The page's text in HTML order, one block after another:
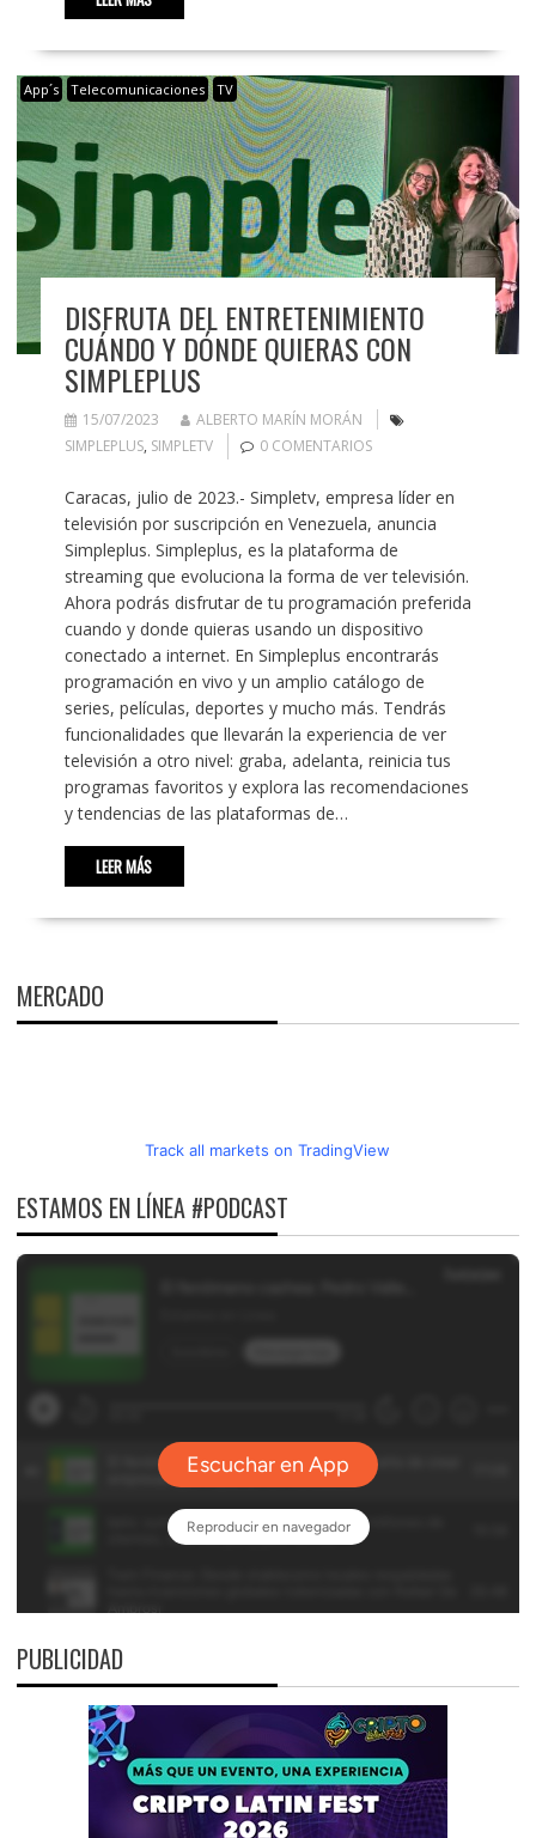
App´s Telecomunicaciones TV
DISFRUTA DEL ENTRETENIMIENTO
CUÁNDO Y DÓNDE QUIERAS CON
SIMPLEPLUS
15/07/2023
ALBERTO MARÍN MORÁN
SIMPLEPLUS, SIMPLETV 0 COMENTARIOS
Caracas, julio de 2023.- Simpletv, empresa líder en
televisión por suscripción en Venezuela, anuncia
Simpleplus. Simpleplus, es la plataforma de
streaming que evoluciona la forma de ver televisión.
Ahora podrás disfrutar de tu programación preferida
cuando y donde quieras usando un dispositivo
conectado a internet. En Simpleplus encontrarás
programación en vivo y un amplio catálogo de
series, películas, deportes y mucho más. Tendrás
funcionalidades que llevarán la experiencia de ver
televisión a otro nivel: graba, adelanta, reinicia tus
programas favoritos y explora las recomendaciones
y tendencias de las plataformas de…
LEER MÁS
MERCADO
Track all markets on TradingView
ESTAMOS EN LÍNEA #PODCAST
PUBLICIDAD